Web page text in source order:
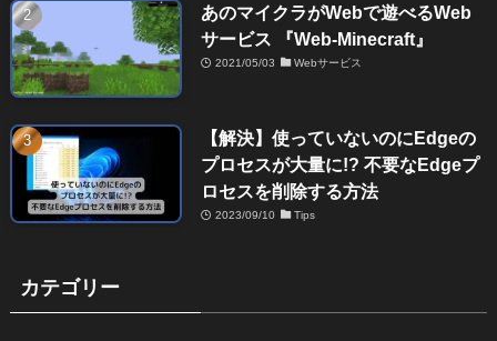
あのマイクラがWebで遊べるWeb
サービス 『Web-Minecraft』
2021/05/03 Webサービス
【解決】使っていないのにEdgeの
プロセスが大量に!? 不要なEdgeプ
ロセスを削除する方法
2023/09/10 Tips
カテゴリー